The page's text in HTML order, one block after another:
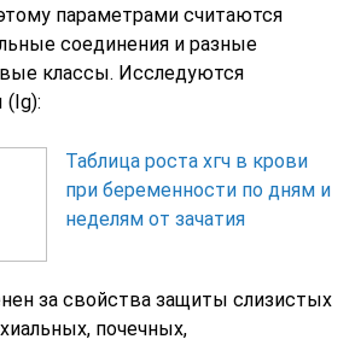
параметрами считаются
соединения и разные
классы. Исследуются
(Ig):
Таблица роста хгч в крови
при беременности по дням и
неделям от зачатия
за свойства защиты слизистых
почечных,